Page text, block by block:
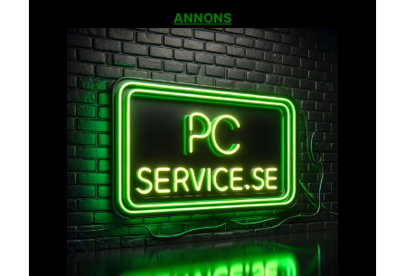
ANNONS